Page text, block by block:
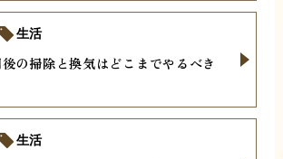
の掃除と換気はどこまでやるべき
生活
生活